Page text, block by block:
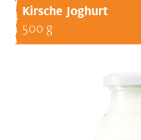
Kirsche Joghurt
500 g